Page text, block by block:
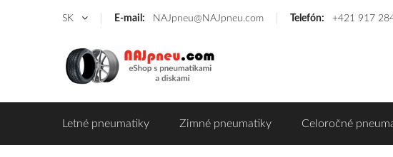
SK E-mail: NAJpneu@NAJpneu.com Telefón: +421 917
Letné pneumatiky Zimné pneumatiky Celoročné